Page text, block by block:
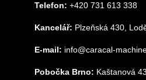
Telefon: +420 731 613 338
Kancelář: Plzeňská 430,
E-mail: info@caracal-
Pobočka Brno: Kaštanová